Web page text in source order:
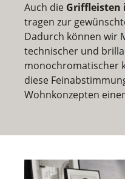
Auch die Griffleisten
tragen zur
Dadurch können wir
technischer und
monochromatischer
diese
Wohnkonzepten